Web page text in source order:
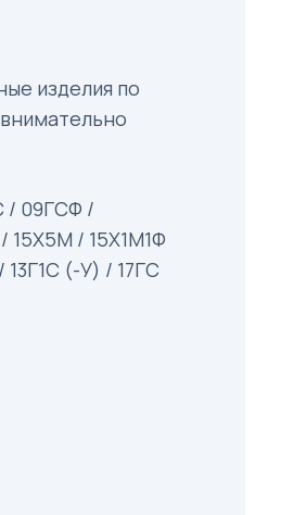
изделия по
/ 09ГСФ /
15Х5М / 15Х1М1Ф
(-У) / 17ГС